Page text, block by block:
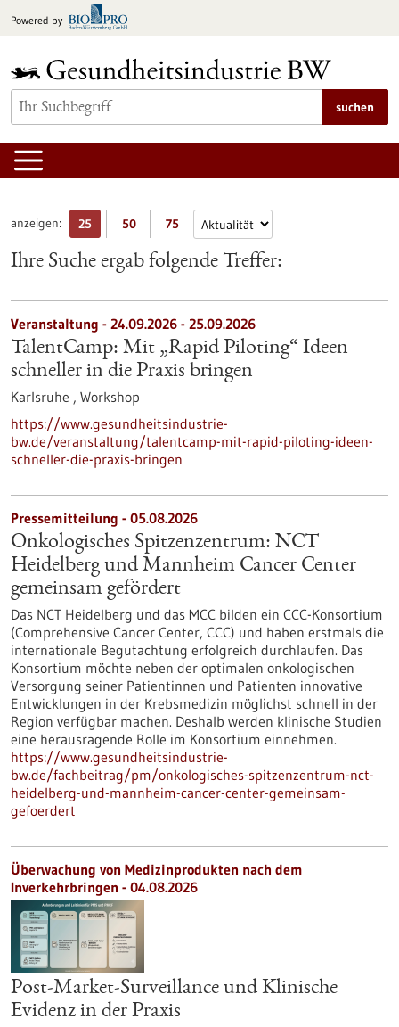
Inhalt
Powered by
suchen
anzeigen: 25 50 75
Ihre Suche ergab folgende Treffer:
Veranstaltung - 24.09.2026 - 25.09.2026
TalentCamp: Mit „Rapid Piloting“ Ideen
schneller in die Praxis bringen
Karlsruhe , Workshop
https://www.gesundheitsindustrie-
bw.de/veranstaltung/talentcamp-mit-rapid-piloting-ideen-
schneller-die-praxis-bringen
Pressemitteilung - 05.08.2026
Onkologisches Spitzenzentrum: NCT
Heidelberg und Mannheim Cancer Center
gemeinsam gefördert
Das NCT Heidelberg und das MCC bilden ein CCC-Konsortium
(Comprehensive Cancer Center, CCC) und haben erstmals die
internationale Begutachtung erfolgreich durchlaufen. Das
Konsortium möchte neben der optimalen onkologischen
Versorgung seiner Patientinnen und Patienten innovative
Entwicklungen in der Krebsmedizin möglichst schnell in der
Region verfügbar machen. Deshalb werden klinische Studien
eine herausragende Rolle im Konsortium einnehmen.
https://www.gesundheitsindustrie-
bw.de/fachbeitrag/pm/onkologisches-spitzenzentrum-nct-
heidelberg-und-mannheim-cancer-center-gemeinsam-
gefoerdert
Überwachung von Medizinprodukten nach dem
Inverkehrbringen - 04.08.2026
Post-Market-Surveillance und Klinische
Evidenz in der Praxis